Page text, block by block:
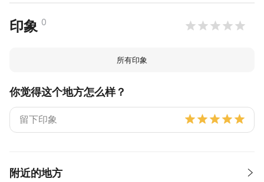
印象 0
所有印象
你觉得这个地方怎么样？
附近的地方